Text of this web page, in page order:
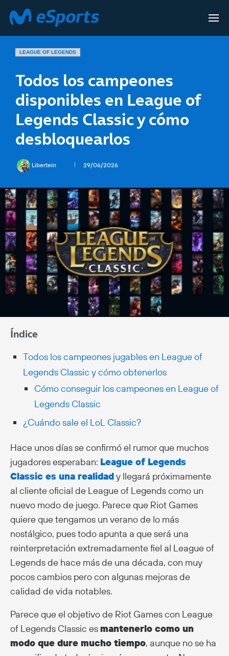
LEAGUE OF LEGENDS
Todos los campeones
disponibles en League of
Legends Classic y cómo
desbloquearlos
Libertein 29/06/2026
Índice
Todos los campeones jugables en League of
Legends Classic y cómo obtenerlos
Cómo conseguir los campeones en League of
Legends Classic
¿Cuándo sale el LoL Classic?
Hace unos días se confirmó el rumor que muchos
jugadores esperaban: League of Legends
Classic es una realidady llegará próximamente
al cliente oficial de League of Legends como un
nuevo modo de juego. Parece que Riot Games
quiere que tengamos un verano de lo más
nostálgico, pues todo apunta a que será una
reinterpretación extremadamente fiel al League of
Legends de hace más de una década, con muy
pocos cambios pero con algunas mejoras de
calidad de vida notables.
Parece que el objetivo de Riot Games con League
of Legends Classic esmantenerlo como un
modo que dure mucho tiempo, aunque no se ha